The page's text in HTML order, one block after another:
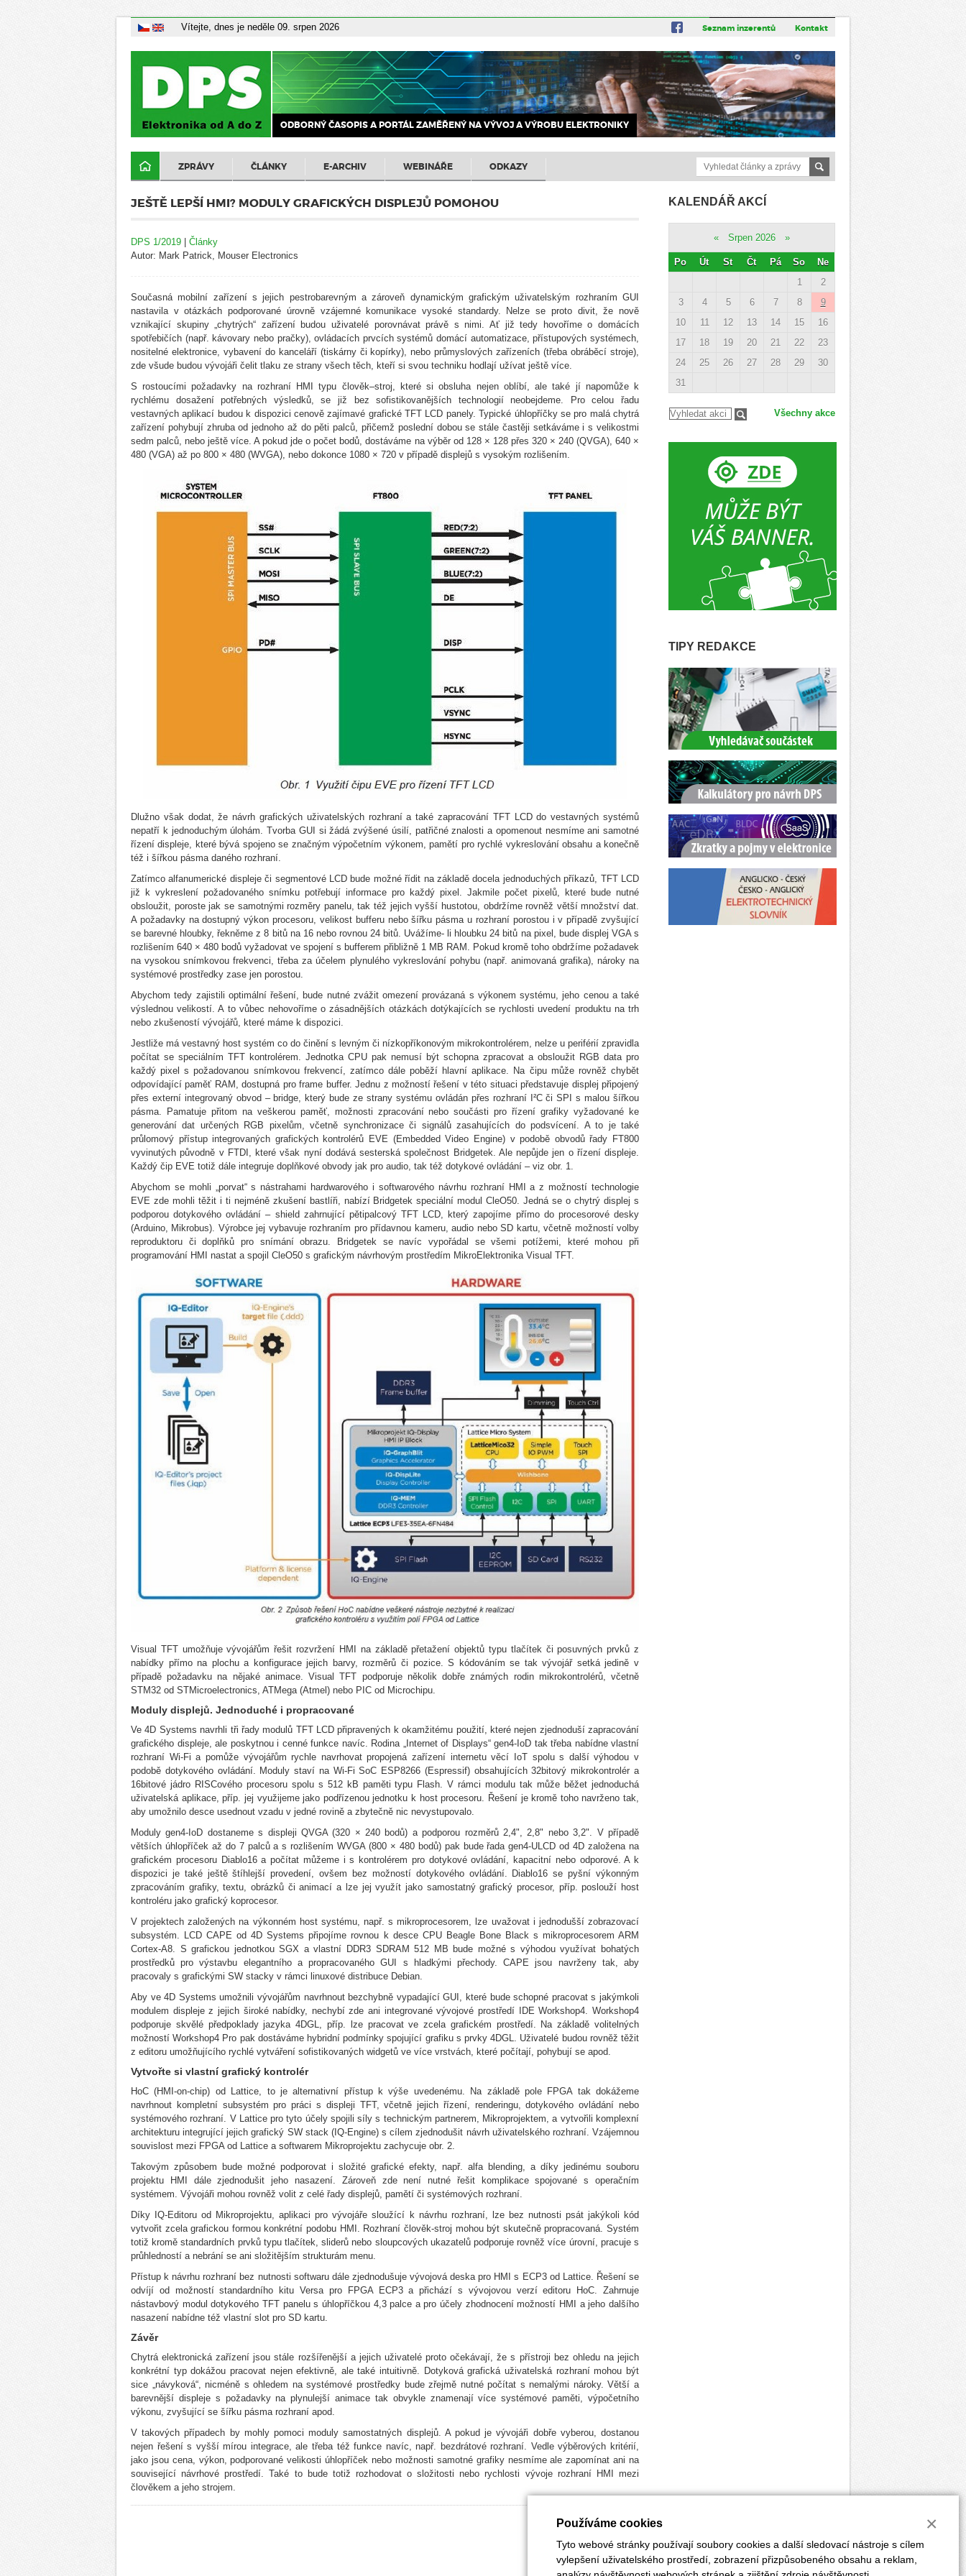
Vítejte, dnes je neděle 09. srpen 2026 Seznam inzerentů Kontakt
ODBORNÝ ČASOPIS A PORTÁL ZAMĚŘENÝ NA VÝVOJ A VÝROBU ELEKTRONIKY
ZPRÁVY ČLÁNKY E-ARCHIV WEBINÁŘE ODKAZY
JEŠTĚ LEPŠÍ HMI? MODULY GRAFICKÝCH DISPLEJŮ POMOHOU
DPS 1/2019 | Články
Autor: Mark Patrick, Mouser Electronics
Současná mobilní zařízení s jejich pestrobarevným a zároveň dynamickým grafickým uživatelským rozhraním GUI
nastavila v otázkách podporované úrovně vzájemné komunikace vysoké standardy. Nelze se proto divit, že nově
vznikající skupiny „chytrých“ zařízení budou uživatelé porovnávat právě s nimi. Ať již tedy hovoříme o domácích
spotřebičích (např. kávovary nebo pračky), ovládacích prvcích systémů domácí automatizace, přístupových systémech,
nositelné elektronice, vybavení do kanceláří (tiskárny či kopírky), nebo průmyslových zařízeních (třeba obráběcí stroje),
zde všude budou vývojáři čelit tlaku ze strany všech těch, kteří si svou techniku hodlají užívat ještě více.
S rostoucími požadavky na rozhraní HMI typu člověk–stroj, které si obsluha nejen oblíbí, ale také jí napomůže k
rychlému dosažení potřebných výsledků, se již bez sofistikovanějších technologií neobejdeme. Pro celou řadu
vestavných aplikací budou k dispozici cenově zajímavé grafické TFT LCD panely. Typické úhlopříčky se pro malá chytrá
zařízení pohybují zhruba od jednoho až do pěti palců, přičemž poslední dobou se stále častěji setkáváme i s velikostmi
sedm palců, nebo ještě více. A pokud jde o počet bodů, dostáváme na výběr od 128 × 128 přes 320 × 240 (QVGA), 640 ×
480 (VGA) až po 800 × 480 (WVGA), nebo dokonce 1080 × 720 v případě displejů s vysokým rozlišením.
Dlužno však dodat, že návrh grafických uživatelských rozhraní a také zapracování TFT LCD do vestavných systémů
nepatří k jednoduchým úlohám. Tvorba GUI si žádá zvýšené úsilí, patřičné znalosti a opomenout nesmíme ani samotné
řízení displeje, které bývá spojeno se značným výpočetním výkonem, pamětí pro rychlé vykreslování obsahu a konečně
též i šířkou pásma daného rozhraní.
Zatímco alfanumerické displeje či segmentové LCD bude možné řídit na základě docela jednoduchých příkazů, TFT LCD
již k vykreslení požadovaného snímku potřebují informace pro každý pixel. Jakmile počet pixelů, které bude nutné
obsloužit, poroste jak se samotnými rozměry panelu, tak též jejich vyšší hustotou, obdržíme rovněž větší množství dat.
A požadavky na dostupný výkon procesoru, velikost bufferu nebo šířku pásma u rozhraní porostou i v případě zvyšující
se barevné hloubky, řekněme z 8 bitů na 16 nebo rovnou 24 bitů. Uvážíme- li hloubku 24 bitů na pixel, bude displej VGA s
rozlišením 640 × 480 bodů vyžadovat ve spojení s bufferem přibližně 1 MB RAM. Pokud kromě toho obdržíme požadavek
na vysokou snímkovou frekvenci, třeba za účelem plynulého vykreslování pohybu (např. animovaná grafika), nároky na
systémové prostředky zase jen porostou.
Abychom tedy zajistili optimální řešení, bude nutné zvážit omezení provázaná s výkonem systému, jeho cenou a také
výslednou velikostí. A to vůbec nehovoříme o zásadnějších otázkách dotýkajících se rychlosti uvedení produktu na trh
nebo zkušeností vývojářů, které máme k dispozici.
Jestliže má vestavný host systém co do činění s levným či nízkopříkonovým mikrokontrolérem, nelze u periférií zpravidla
počítat se speciálním TFT kontrolérem. Jednotka CPU pak nemusí být schopna zpracovat a obsloužit RGB data pro
každý pixel s požadovanou snímkovou frekvencí, zatímco dále poběží hlavní aplikace. Na čipu může rovněž chybět
odpovídající paměť RAM, dostupná pro frame buffer. Jednu z možností řešení v této situaci představuje displej připojený
přes externí integrovaný obvod – bridge, který bude ze strany systému ovládán přes rozhraní I²C či SPI s malou šířkou
pásma. Pamatuje přitom na veškerou paměť, možnosti zpracování nebo součásti pro řízení grafiky vyžadované ke
generování dat určených RGB pixelům, včetně synchronizace či signálů zasahujících do podsvícení. A to je také
průlomový přístup integrovaných grafických kontrolérů EVE (Embedded Video Engine) v podobě obvodů řady FT800
vyvinutých původně v FTDI, které však nyní dodává sesterská společnost Bridgetek. Ale nepůjde jen o řízení displeje.
Každý čip EVE totiž dále integruje doplňkové obvody jak pro audio, tak též dotykové ovládání – viz obr. 1.
Abychom se mohli „porvat“ s nástrahami hardwarového i softwarového návrhu rozhraní HMI a z možností technologie
EVE zde mohli těžit i ti nejméně zkušení bastlíři, nabízí Bridgetek speciální modul CleO50. Jedná se o chytrý displej s
podporou dotykového ovládání – shield zahrnující pětipalcový TFT LCD, který zapojíme přímo do procesorové desky
(Arduino, Mikrobus). Výrobce jej vybavuje rozhraním pro přídavnou kameru, audio nebo SD kartu, včetně možností volby
reproduktoru či doplňků pro snímání obrazu. Bridgetek se navíc vypořádal se všemi potížemi, které mohou při
programování HMI nastat a spojil CleO50 s grafickým návrhovým prostředím MikroElektronika Visual TFT.
Visual TFT umožňuje vývojářům řešit rozvržení HMI na základě přetažení objektů typu tlačítek či posuvných prvků z
nabídky přímo na plochu a konfigurace jejich barvy, rozměrů či pozice. S kódováním se tak vývojář setká jedině v
případě požadavku na nějaké animace. Visual TFT podporuje několik dobře známých rodin mikrokontrolérů, včetně
STM32 od STMicroelectronics, ATMega (Atmel) nebo PIC od Microchipu.
Moduly displejů. Jednoduché i propracované
Ve 4D Systems navrhli tři řady modulů TFT LCD připravených k okamžitému použití, které nejen zjednoduší zapracování
grafického displeje, ale poskytnou i cenné funkce navíc. Rodina „Internet of Displays“ gen4-IoD tak třeba nabídne vlastní
rozhraní Wi-Fi a pomůže vývojářům rychle navrhovat propojená zařízení internetu věcí IoT spolu s další výhodou v
podobě dotykového ovládání. Moduly staví na Wi-Fi SoC ESP8266 (Espressif) obsahujících 32bitový mikrokontrolér a
16bitové jádro RISCového procesoru spolu s 512 kB paměti typu Flash. V rámci modulu tak může běžet jednoduchá
uživatelská aplikace, příp. jej využijeme jako podřízenou jednotku k host procesoru. Řešení je kromě toho navrženo tak,
aby umožnilo desce usednout vzadu v jedné rovině a zbytečně nic nevystupovalo.
Moduly gen4-IoD dostaneme s displeji QVGA (320 × 240 bodů) a podporou rozměrů 2,4", 2,8" nebo 3,2". V případě
větších úhlopříček až do 7 palců a s rozlišením WVGA (800 × 480 bodů) pak bude řada gen4-ULCD od 4D založena na
grafickém procesoru Diablo16 a počítat můžeme i s kontrolérem pro dotykové ovládání, kapacitní nebo odporové. A k
dispozici je také ještě štíhlejší provedení, ovšem bez možností dotykového ovládání. Diablo16 se pyšní výkonným
zpracováním grafiky, textu, obrázků či animací a lze jej využít jako samostatný grafický procesor, příp. poslouží host
kontroléru jako grafický koprocesor.
V projektech založených na výkonném host systému, např. s mikroprocesorem, lze uvažovat i jednodušší zobrazovací
subsystém. LCD CAPE od 4D Systems připojíme rovnou k desce CPU Beagle Bone Black s mikroprocesorem ARM
Cortex-A8. S grafickou jednotkou SGX a vlastní DDR3 SDRAM 512 MB bude možné s výhodou využívat bohatých
prostředků pro výstavbu elegantního a propracovaného GUI s hladkými přechody. CAPE jsou navrženy tak, aby
pracovaly s grafickými SW stacky v rámci linuxové distribuce Debian.
Aby ve 4D Systems umožnili vývojářům navrhnout bezchybně vypadající GUI, které bude schopné pracovat s jakýmkoli
modulem displeje z jejich široké nabídky, nechybí zde ani integrované vývojové prostředí IDE Workshop4. Workshop4
podporuje skvělé předpoklady jazyka 4DGL, příp. lze pracovat ve zcela grafickém prostředí. Na základě volitelných
možností Workshop4 Pro pak dostáváme hybridní podmínky spojující grafiku s prvky 4DGL. Uživatelé budou rovněž těžit
z editoru umožňujícího rychlé vytváření sofistikovaných widgetů ve více vrstvách, které počítají, pohybují se apod.
Vytvořte si vlastní grafický kontrolér
HoC (HMI-on-chip) od Lattice, to je alternativní přístup k výše uvedenému. Na základě pole FPGA tak dokážeme
navrhnout kompletní subsystém pro práci s displeji TFT, včetně jejich řízení, renderingu, dotykového ovládání nebo
systémového rozhraní. V Lattice pro tyto účely spojili síly s technickým partnerem, Mikroprojektem, a vytvořili komplexní
architekturu integrující jejich grafický SW stack (IQ-Engine) s cílem zjednodušit návrh uživatelského rozhraní. Vzájemnou
souvislost mezi FPGA od Lattice a softwarem Mikroprojektu zachycuje obr. 2.
Takovým způsobem bude možné podporovat i složité grafické efekty, např. alfa blending, a díky jedinému souboru
projektu HMI dále zjednodušit jeho nasazení. Zároveň zde není nutné řešit komplikace spojované s operačním
systémem. Vývojáři mohou rovněž volit z celé řady displejů, pamětí či systémových rozhraní.
Díky IQ-Editoru od Mikroprojektu, aplikaci pro vývojáře sloužící k návrhu rozhraní, lze bez nutnosti psát jakýkoli kód
vytvořit zcela grafickou formou konkrétní podobu HMI. Rozhraní člověk-stroj mohou být skutečně propracovaná. Systém
totiž kromě standardních prvků typu tlačítek, sliderů nebo sloupcových ukazatelů podporuje rovněž více úrovní, pracuje s
průhledností a nebrání se ani složitějším strukturám menu.
Přístup k návrhu rozhraní bez nutnosti softwaru dále zjednodušuje vývojová deska pro HMI s ECP3 od Lattice. Řešení se
odvíjí od možností standardního kitu Versa pro FPGA ECP3 a přichází s vývojovou verzí editoru HoC. Zahrnuje
nástavbový modul dotykového TFT panelu s úhlopříčkou 4,3 palce a pro účely zhodnocení možností HMI a jeho dalšího
nasazení nabídne též vlastní slot pro SD kartu.
Závěr
Chytrá elektronická zařízení jsou stále rozšířenější a jejich uživatelé proto očekávají, že s přístroji bez ohledu na jejich
konkrétní typ dokážou pracovat nejen efektivně, ale také intuitivně. Dotyková grafická uživatelská rozhraní mohou být
sice „návyková“, nicméně s ohledem na systémové prostředky bude zřejmě nutné počítat s nemalými nároky. Větší a
barevnější displeje s požadavky na plynulejší animace tak obvykle znamenají více systémové paměti, výpočetního
výkonu, zvyšující se šířku pásma rozhraní apod.
V takových případech by mohly pomoci moduly samostatných displejů. A pokud je vývojáři dobře vyberou, dostanou
nejen řešení s vyšší mírou integrace, ale třeba též funkce navíc, např. bezdrátové rozhraní. Vedle výběrových kritérií,
jako jsou cena, výkon, podporované velikosti úhlopříček nebo možnosti samotné grafiky nesmíme ale zapomínat ani na
související návrhové prostředí. Také to bude totiž rozhodovat o složitosti nebo rychlosti vývoje rozhraní HMI mezi
člověkem a jeho strojem.
KALENDÁŘ AKCÍ
« Srpen 2026 »
Po Út St Čt Pá So
Ne
1
2
3
4 5 6 7 8
9
10
11 12 13 14 15
16
17
18 19 20 21 22
23
24
25 26 27 28 29
30
31
Všechny akce
TIPY REDAKCE
Používáme cookies
Tyto webové stránky používají soubory cookies a další sledovací nástroje s cílem
vylepšení uživatelského prostředí, zobrazení přizpůsobeného obsahu a reklam,
×